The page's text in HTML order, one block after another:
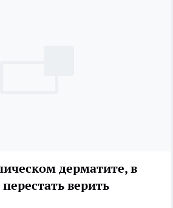
дерматите, в
верить